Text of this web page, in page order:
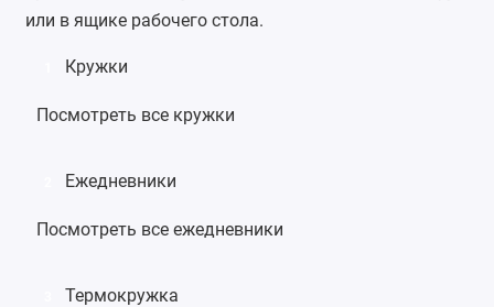
или в ящике рабочего стола.
Кружки
Посмотреть все кружки
Ежедневники
Посмотреть все ежедневники
Термокружка